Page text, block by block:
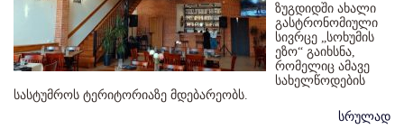
ზუგდიდში ახალი
გასტრონომიული
სივრცე „სოხუმის
ეზო“ გაიხსნა,
რომელიც ამავე
სახელწოდების
სასტუმროს ტერიტორიაზე მდებარეობს.
სრულად